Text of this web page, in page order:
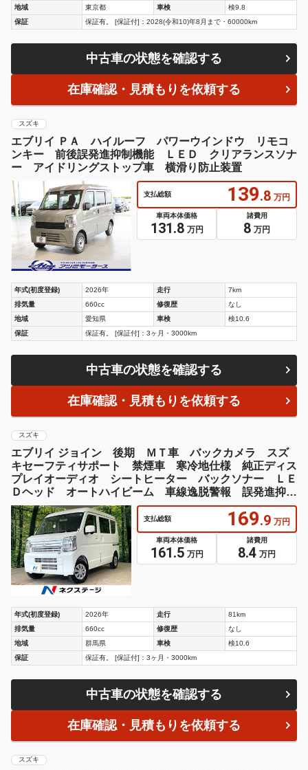
地域
東京都 車検
検9.8
保証
保証有。 [保証付]：2028(令和10)年8月まで・60000km
中古車の状態を確認する
在庫確認・見積もりを依頼する
スズキ
エブリイ ＰＡ ハイルーフ パワーウインドウ リモコ
ンキー 前後誤発進抑制機能 ＬＥＤ クリアランスソナ
ー アイドリングストップ車 横滑り防止装置
支払総額 139.8 万円
車両本体価格
131.8 万円
諸費用
8 万円
年式(初度登録) 2026年 走行
7km
排気量
660cc 修復歴
なし
地域
愛知県 車検
検10.6
保証
保証有。 [保証付]：3ヶ月・3000km
中古車の状態を確認する
在庫確認・見積もりを依頼する
スズキ
エブリイ ジョイン 後期 ＭＴ車 バックカメラ スズ
キセーフティサポート 禁煙車 寒冷地仕様 純正ディス
プレイオーディオ シートヒーター バックソナー ＬＥ
Ｄヘッド オートハイビーム 車線逸脱警報 誤発進抑制
機能
支払総額 169.9 万円
車両本体価格
161.5 万円
諸費用
8.4 万円
年式(初度登録) 2026年 走行
81km
排気量
660cc 修復歴
なし
地域
群馬県 車検
検10.6
保証
保証有。 [保証付]：3ヶ月・3000km
中古車の状態を確認する
在庫確認・見積もりを依頼する
スズキ